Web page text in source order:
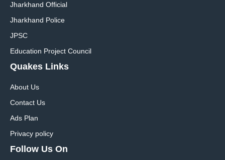
Jharkhand Official
Jharkhand Police
JPSC
Education Project Council
Quakes Links
About Us
Contact Us
Ads Plan
Privacy policy
Follow Us On